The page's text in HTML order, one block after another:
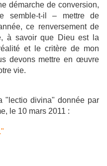
démarche de conversion,
semble-t-il – mettre de
ce renversement de
à savoir que Dieu est la
et le critère de mon
devons mettre en œuvre
vie.
"lectio divina" donnée par
le 10 mars 2011 :